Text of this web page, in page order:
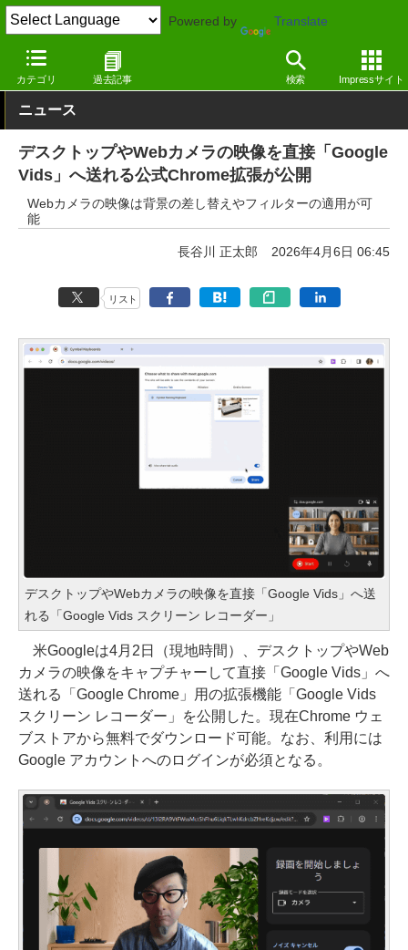
Powered by Translate
カテゴリ 過去記事 検索 Impressサイト
窓の杜 画像・映像・音楽 Google Chrome拡張機能
ニュース
デスクトップやWebカメラの映像を直接「Google
Vids」へ送れる公式Chrome拡張が公開
Webカメラの映像は背景の差し替えやフィルターの適用が可
能
長谷川 正太郎 2026年4月6日 06:45
リスト
デスクトップやWebカメラの映像を直接「Google Vids」へ送
れる「Google Vids スクリーン レコーダー」
米Googleは4月2日（現地時間）、デスクトップやWeb
カメラの映像をキャプチャーして直接「Google Vids」へ
送れる「Google Chrome」用の拡張機能「Google Vids
スクリーン レコーダー」を公開した。現在Chrome ウェ
ブストアから無料でダウンロード可能。なお、利用には
Google アカウントへのログインが必須となる。